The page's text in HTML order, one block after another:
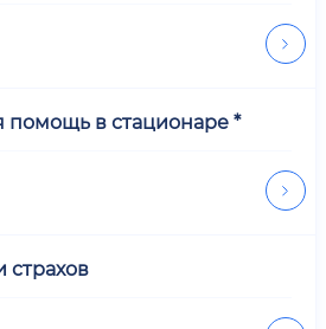
помощь в стационаре *